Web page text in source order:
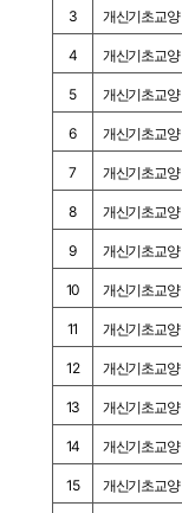
3 개신기초교양
4 개신기초교양
5 개신기초교양
6 개신기초교양
7 개신기초교양
8 개신기초교양
9 개신기초교양
10 개신기초교양
11 개신기초교양
12 개신기초교양
13 개신기초교양
14 개신기초교양
15 개신기초교양